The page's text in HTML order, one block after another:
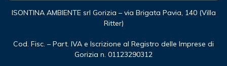
ISONTINA AMBIENTE srl Gorizia – via Brigata Pavia, 140 (Villa
Ritter)
Cod. Fisc. – Part. IVA e Iscrizione al Registro delle Imprese di
Gorizia n. 01123290312